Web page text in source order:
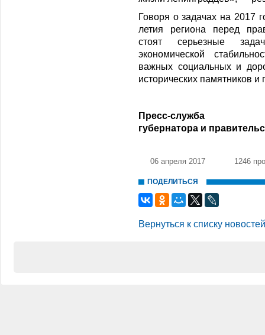
Говоря о задачах на 2017
летия региона перед
стоят серьезные
экономической
важных социальных и
исторических памятников
Пресс-служба
губернатора и
06 апреля 2017 1246
ПОДЕЛИТЬСЯ
Вернуться к списку новостей